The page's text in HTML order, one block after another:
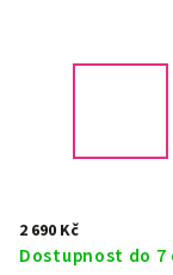
2 690 Kč
Dostupnost do 7